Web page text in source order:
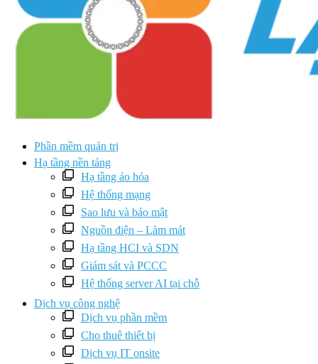
Phần mềm quản trị
Hạ tầng nền tảng
Hạ tầng ảo hóa
Hệ thống mạng
Sao lưu và bảo mật
Nguồn điện – Làm mát
Hạ tầng HCI và SDN
Giám sát và PCCC
Hệ thống server AI tại chỗ
Dịch vụ công nghệ
Dịch vụ phần mềm
Cho thuê thiết bị
Dịch vụ IT onsite